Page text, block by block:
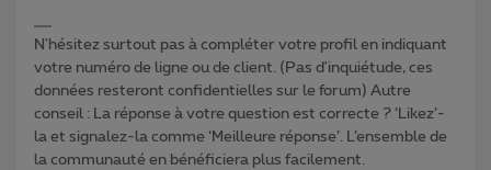
N'hésitez surtout pas à compléter votre profil en indiquant
votre numéro de ligne ou de client. (Pas d'inquiétude, ces
données resteront confidentielles sur le forum) Autre
conseil : La réponse à votre question est correcte ? ‘Likez’-
la et signalez-la comme ‘Meilleure réponse’. L’ensemble de
la communauté en bénéficiera plus facilement.